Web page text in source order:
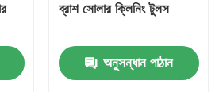
ব্রাশ সোলার ক্লিনিং টুলস
অনুসন্ধান পাঠান